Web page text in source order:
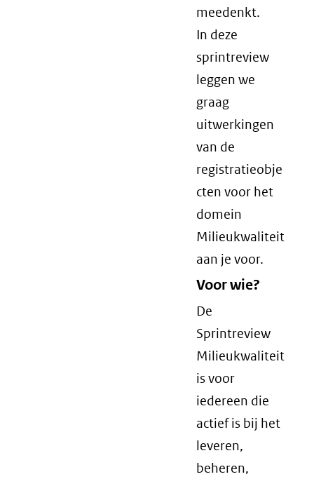
meedenkt.
In deze
sprintreview
leggen we
graag
uitwerkingen
van de
registratieobje
cten voor het
domein
Milieukwaliteit
aan je voor.
Voor wie?
De
Sprintreview
Milieukwaliteit
is voor
iedereen die
actief is bij het
leveren,
beheren,